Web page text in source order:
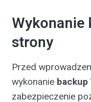
Wykonanie
strony
Przed
wykonanie backup
zabezpieczenie